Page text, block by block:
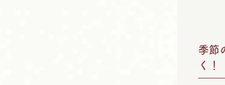
季節
く！